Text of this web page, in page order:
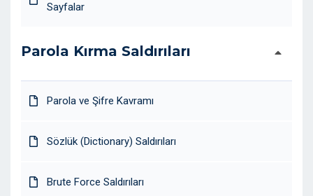
Sayfalar
Parola Kırma Saldırıları
Parola ve Şifre Kavramı
Sözlük (Dictionary) Saldırıları
Brute Force Saldırıları